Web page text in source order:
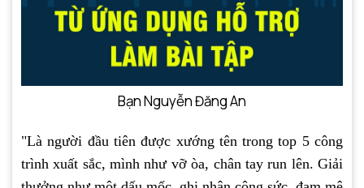
Bạn Nguyễn Đăng An
"Là người đầu tiên được xướng tên trong top 5 công
trình xuất sắc, mình như vỡ òa, chân tay run lên. Giải